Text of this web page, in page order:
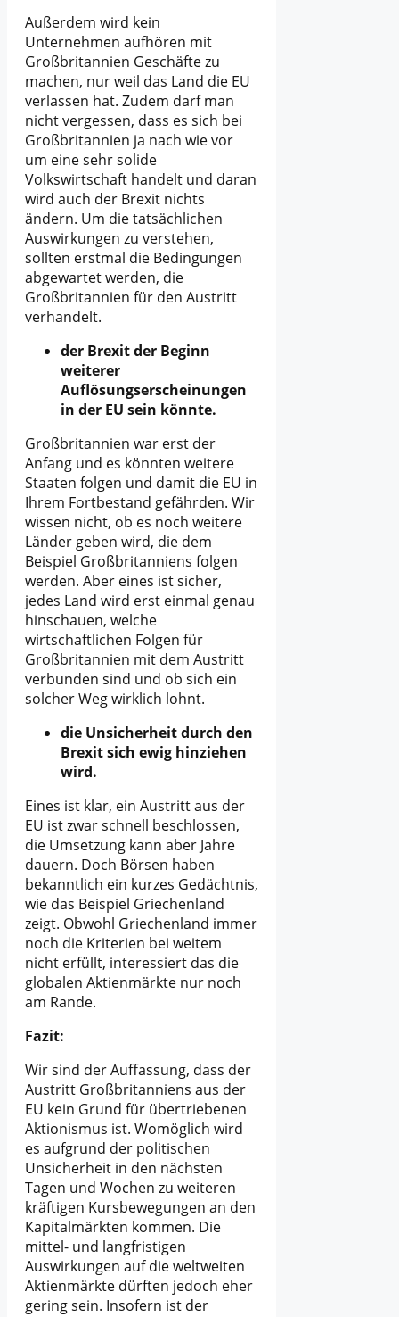
Außerdem wird kein
Unternehmen aufhören mit
Großbritannien Geschäfte zu
machen, nur weil das Land die EU
verlassen hat. Zudem darf man
nicht vergessen, dass es sich bei
Großbritannien ja nach wie vor
um eine sehr solide
Volkswirtschaft handelt und daran
wird auch der Brexit nichts
ändern. Um die tatsächlichen
Auswirkungen zu verstehen,
sollten erstmal die Bedingungen
abgewartet werden, die
Großbritannien für den Austritt
verhandelt.
der Brexit der Beginn
weiterer
Auflösungserscheinungen
in der EU sein könnte.
Großbritannien war erst der
Anfang und es könnten weitere
Staaten folgen und damit die EU in
Ihrem Fortbestand gefährden. Wir
wissen nicht, ob es noch weitere
Länder geben wird, die dem
Beispiel Großbritanniens folgen
werden. Aber eines ist sicher,
jedes Land wird erst einmal genau
hinschauen, welche
wirtschaftlichen Folgen für
Großbritannien mit dem Austritt
verbunden sind und ob sich ein
solcher Weg wirklich lohnt.
die Unsicherheit durch den
Brexit sich ewig hinziehen
wird.
Eines ist klar, ein Austritt aus der
EU ist zwar schnell beschlossen,
die Umsetzung kann aber Jahre
dauern. Doch Börsen haben
bekanntlich ein kurzes Gedächtnis,
wie das Beispiel Griechenland
zeigt. Obwohl Griechenland immer
noch die Kriterien bei weitem
nicht erfüllt, interessiert das die
globalen Aktienmärkte nur noch
am Rande.
Fazit:
Wir sind der Auffassung, dass der
Austritt Großbritanniens aus der
EU kein Grund für übertriebenen
Aktionismus ist. Womöglich wird
es aufgrund der politischen
Unsicherheit in den nächsten
Tagen und Wochen zu weiteren
kräftigen Kursbewegungen an den
Kapitalmärkten kommen. Die
mittel- und langfristigen
Auswirkungen auf die weltweiten
Aktienmärkte dürften jedoch eher
gering sein. Insofern ist der